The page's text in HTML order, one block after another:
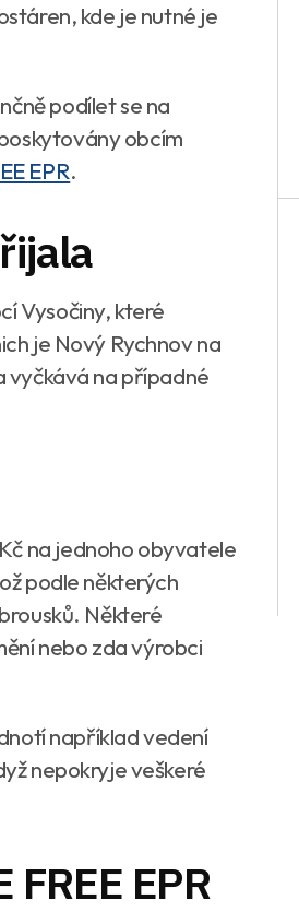
kde je nutné je
podílet se na
obcím
EPR.
Vysočiny, které
je Nový Rychnov na
vyčkává na případné
na jednoho obyvatele
podle některých
Některé
nebo zda výrobci
například vedení
nepokryje veškeré
EPR